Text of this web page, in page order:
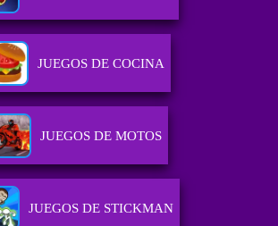
JUEGOS DE COCINA
JUEGOS DE MOTOS
JUEGOS DE STICKMAN